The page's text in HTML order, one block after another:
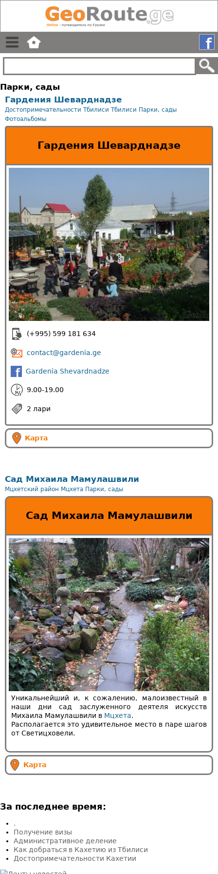
Парки, сады
Гардения Шеварднадзе
Достопримечательности Тбилиси Тбилиси Парки, сады
Фотоальбомы
Гардения Шеварднадзе
(+995) 599 181 634
contact@gardenia.ge
Gardenia Shevardnadze
9.00-19.00
2 лари
Карта
Сад Михаила Мамулашвили
Мцхетский район Мцхета Парки, сады
Сад Михаила Мамулашвили
Уникальнейший и, к сожалению, малоизвестный в
наши дни сад заслуженного деятеля искусств
Михаила Мамулашвили в Мцхета.
Располагается это удивительное место в паре шагов
от Светицховели.
Карта
За последнее время:
.
Получение визы
Административное деление
Как добраться в Кахетию из Тбилиси
Достопримечательности Кахетии